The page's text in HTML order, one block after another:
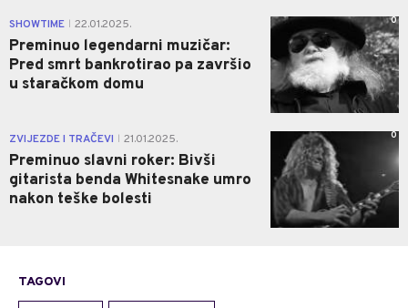
SHOWTIME 22.01.2025.
Preminuo legendarni muzičar:
Pred smrt bankrotirao pa završio
u staračkom domu
0
ZVIJEZDE I TRAČEVI 21.01.2025.
Preminuo slavni roker: Bivši
gitarista benda Whitesnake umro
nakon teške bolesti
0
TAGOVI